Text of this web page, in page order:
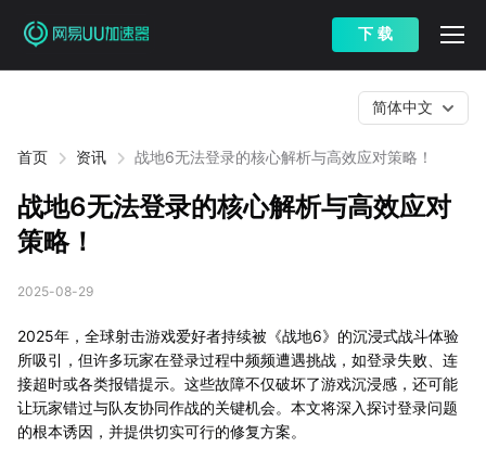
下 载
首页 资讯 战地6无法登录的核心解析与高效应对策略！
简体中文
战地6无法登录的核心解析与高效应对
策略！
2025-08-29
2025年，全球射击游戏爱好者持续被《战地6》的沉浸式战斗体验
所吸引，但许多玩家在登录过程中频频遭遇挑战，如登录失败、连
接超时或各类报错提示。这些故障不仅破坏了游戏沉浸感，还可能
让玩家错过与队友协同作战的关键机会。本文将深入探讨登录问题
的根本诱因，并提供切实可行的修复方案。